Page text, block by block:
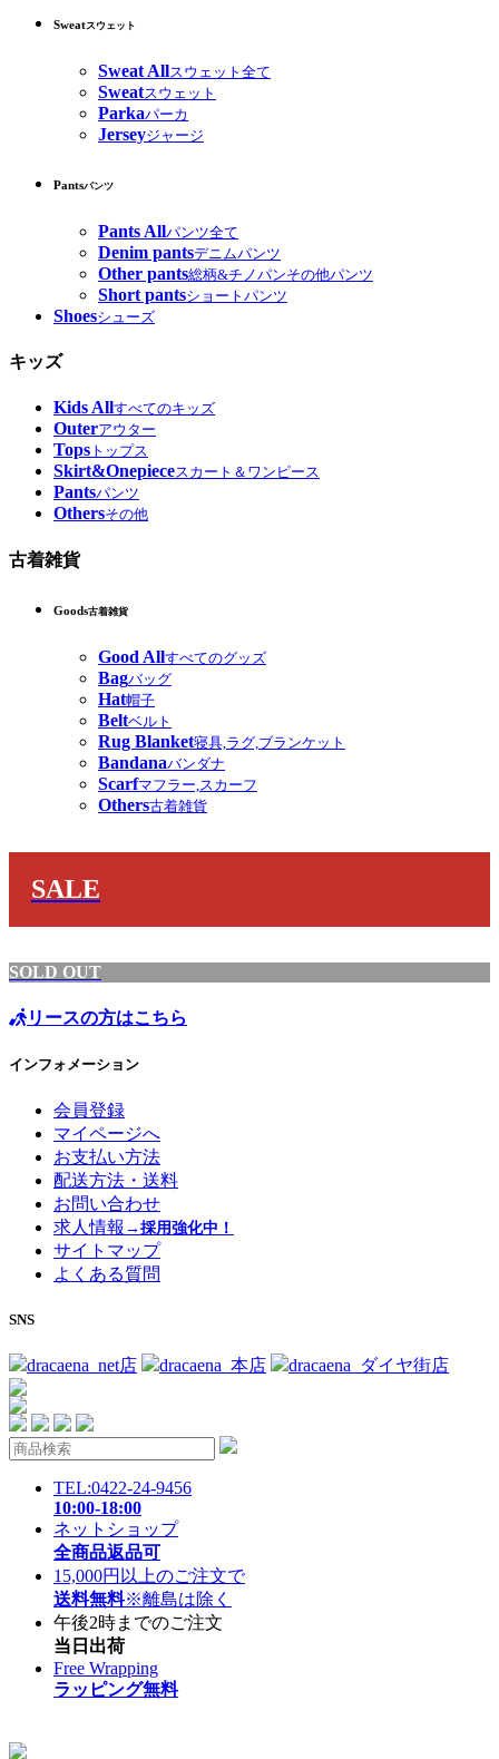
Sweatスウェット
Sweat Allスウェット全て
Sweatスウェット
Parkaパーカ
Jerseyジャージ
Pantsパンツ
Pants Allパンツ全て
Denim pantsデニムパンツ
Other pants総柄&チノパンその他パンツ
Short pantsショートパンツ
Shoesシューズ
キッズ
Kids Allすべてのキッズ
Outerアウター
Tops トップス
Skirt&Onepieceスカート＆ワンピース
Pantsパンツ
Othersその他
古着雑貨
Goods古着雑貨
Good Allすべてのグッズ
Bagバッグ
Hat帽子
Beltベルト
Rug Blanket寝具,ラグ,ブランケット
Bandanaバンダナ
Scarfマフラー,スカーフ
Others古着雑貨
SALE
SOLD OUT
リースの方はこちら
インフォメーション
会員登録
マイページへ
お支払い方法
配送方法・送料
お問い合わせ
求人情報 →採用強化中！
サイトマップ
よくある質問
SNS
dracaena_net店 dracaena_本店 dracaena_ダイヤ街店
TEL:0422-24-9456
10:00-18:00
ネットショップ
全商品返品可
15,000円以上のご注文で
送料無料※離島は除く
午後2時までのご注文
当日出荷
Free Wrapping
ラッピング無料